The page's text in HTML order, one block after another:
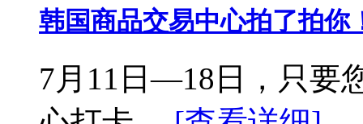
韩国商品交易中心拍了拍你
7月11日—18日，只要